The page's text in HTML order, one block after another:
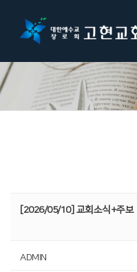
[2026/05/10] 교회소식+주보
ADMIN